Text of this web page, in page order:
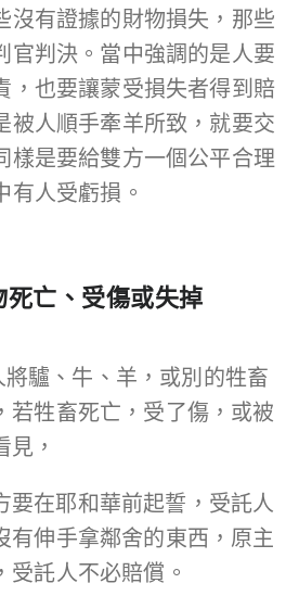
沒有證據的財物損失，那些
官判決。當中強調的是人要
，也要讓蒙受損失者得到賠
被人順手牽羊所致，就要交
樣是要給雙方一個公平合理
有人受虧損。
亡、受傷或失掉
將驢、牛、羊，或別的牲畜
若牲畜死亡，受了傷，或被
，
要在耶和華前起誓，受託人
有伸手拿鄰舍的東西，原主
受託人不必賠償。